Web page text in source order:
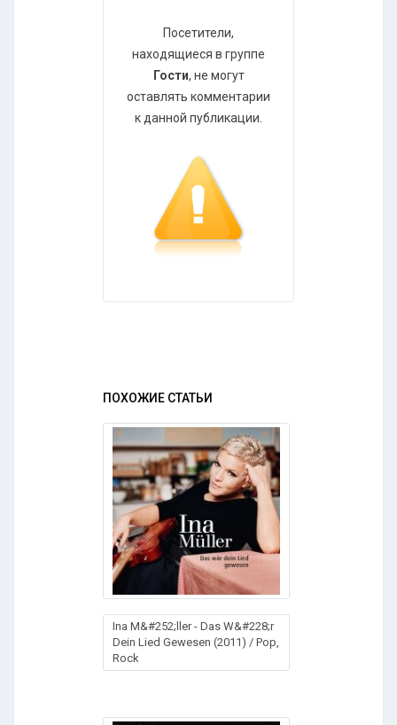
Посетители,
находящиеся в группе
Гости, не могут
оставлять комментарии
к данной публикации.
ПОХОЖИЕ СТАТЬИ
Ina M&#252;ller - Das W&#228;r
Dein Lied Gewesen (2011) / Pop,
Rock